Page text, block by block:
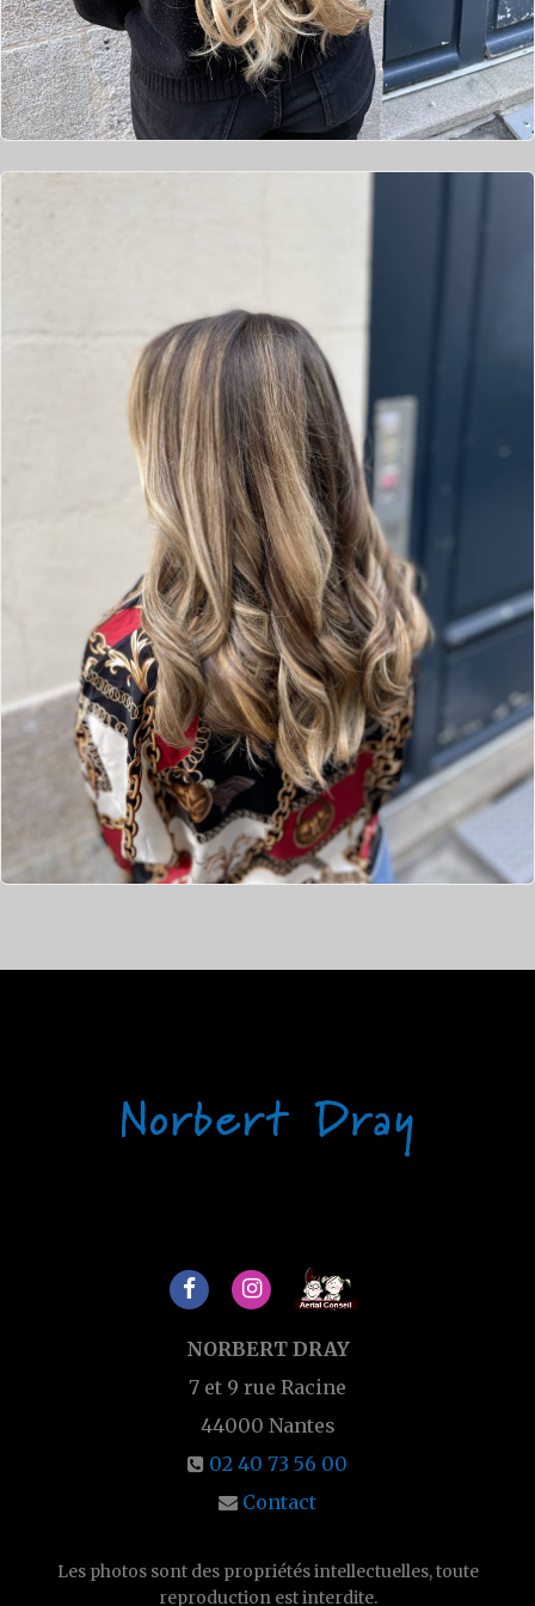
NORBERT DRAY
7 et 9 rue Racine
44000 Nantes
02 40 73 56 00
Contact
Les photos sont des propriétés intellectuelles, toute
reproduction est interdite.